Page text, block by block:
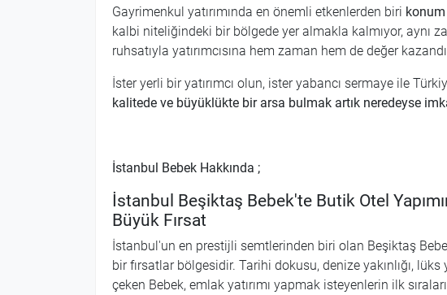
Gayrimenkul yatırımında en önemli etkenlerden biri
kalbi niteliğindeki bir bölgede yer almakla kalmıyor, aynı
ruhsatıyla yatırımcısına hem zaman hem de değer
İster yerli bir yatırımcı olun, ister yabancı sermaye ile
kalitede ve büyüklükte bir arsa bulmak artık neredeyse
İstanbul Bebek Hakkında ;
İstanbul Beşiktaş Bebek'te Butik Otel
Büyük Fırsat
İstanbul'un en prestijli semtlerinden biri olan Beşiktaş
bir fırsatlar bölgesidir. Tarihi dokusu, denize yakınlığı,
çeken Bebek, emlak yatırımı yapmak isteyenlerin ilk